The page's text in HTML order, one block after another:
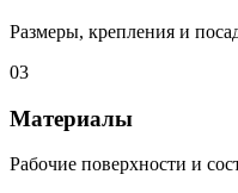
Размеры, крепления и
03
Материалы
Рабочие поверхности и